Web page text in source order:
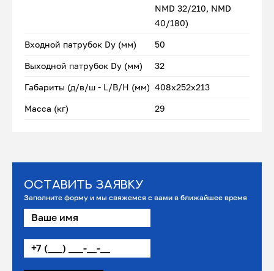
NMD 32/210, NMD
40/180)
Входной патрубок Dу (мм) 50
Выходной патрубок Dу (мм) 32
Габариты (д/в/ш - L/B/H (мм) 408x252х213
Масса (кг) 29
Оставить заявку
Заполните форму и мы свяжемся с вами в ближайшее время